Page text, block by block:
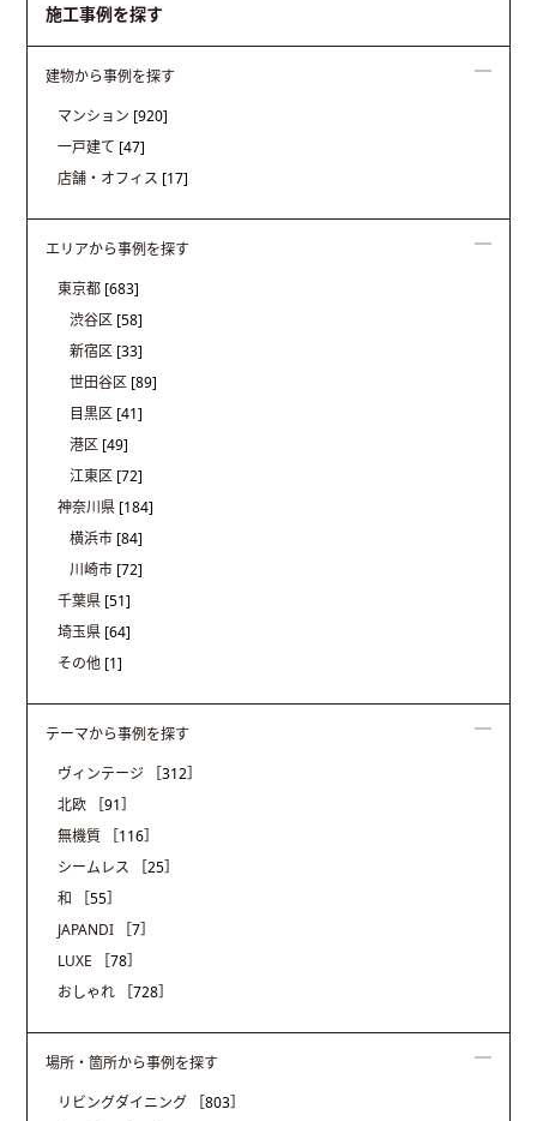
施工事例を探す
建物から事例を探す
マンション [920]
一戸建て [47]
店舗・オフィス [17]
エリアから事例を探す
東京都 [683]
渋谷区 [58]
新宿区 [33]
世田谷区 [89]
目黒区 [41]
港区 [49]
江東区 [72]
神奈川県 [184]
横浜市 [84]
川崎市 [72]
千葉県 [51]
埼玉県 [64]
その他 [1]
テーマから事例を探す
ヴィンテージ
［312］
北欧
［91］
無機質
［116］
シームレス
［25］
和
［55］
JAPANDI
［7］
LUXE
［78］
おしゃれ
［728］
場所・箇所から事例を探す
リビングダイニング
［803］